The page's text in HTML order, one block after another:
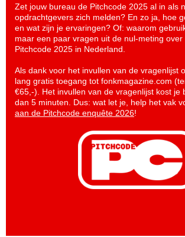
Zet jouw bureau de Pitchcode 2025 al in als
opdrachtgevers zich melden? En zo ja, hoe
en wat zijn je ervaringen? Of: waarom
maar een paar vragen uit de nul-meting
Pitchcode 2025 in Nederland.
Als dank voor het invullen van de vragenlijst
lang gratis toegang tot fonkmagazine.com
€65,-). Het invullen van de vragenlijst kost je
dan 5 minuten. Dus: wat let je, help het vak
aan de Pitchcode enquête 2026!